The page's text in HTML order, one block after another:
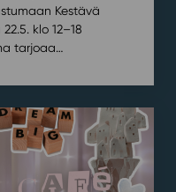
Kestävä
klo 12–18
tarjoaa…